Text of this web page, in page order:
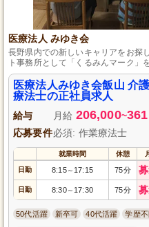
医療法人 みゆき会
長野県内での新しいキャリアをお探
ト事務所として「くるみんマーク」
めします。最寄駅から車で11分、
所や住宅の用意もあります。賞与年
キーリフト補助券など福利厚生も充
ンスを大切にしたい方に最適です。
医療法人みゆき会飯山 介
療法士の正社員求人
給与 月給 206,000~
応募要件必須: 作業療法士
就業時間 休憩 月
日勤 8:15～ 17:15 75分
日勤 8:30～ 17:30 75分
50代活躍 新卒可 40代活躍 学歴不